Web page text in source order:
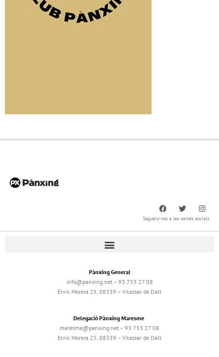
Segueix-nos a les xarxes socials
Pànxing General
info@panxing.net – 93 753 27 08
Enric Morera 25, 08339 – Vilassar de Dalt
Delegació Pànxing Maresme
maresme@panxing.net – 93 753 27 08
Enric Morera 25, 08339 – Vilassar de Dalt